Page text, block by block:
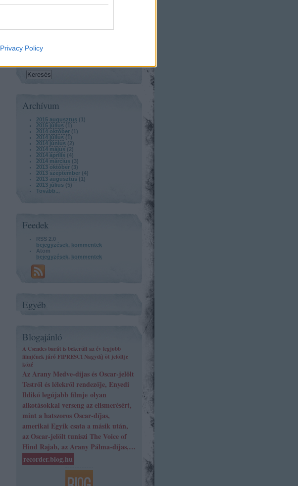
Privacy Policy
Sondheim Notes
Keresés
Archívum
2015 augusztus ( 1 )
2015 július ( 1 )
2014 október ( 1 )
2014 július ( 1 )
2014 június (2)
2014 május (2)
2014 április (4)
2014 március (3)
2013 október (3)
2013 szeptember (4)
2013 augusztus ( 1 )
2013 július (5)
Tovább...
Feedek
RSS 2.0
bejegyzések, kommentek
Atom
bejegyzések, kommentek
Egyéb
Blogajánló
A Csendes barát is bekerült az év legjobb
filmjének járó FIPRESCI Nagydíj öt jelöltje
közé
Az Arany Medve-díjas és Oscar-jelölt
Testről és lélekről rendezője, Enyedi
Ildikó legújabb filmje olyan
alkotásokkal verseng az elismerésért,
mint a hatszoros Oscar-díjas,
amerikai Egyik csata a másik után,
az Oscar-jelölt tuniszi The Voice of
Hind Rajab, az Arany Pálma-díjas,…
recorder.blog.hu